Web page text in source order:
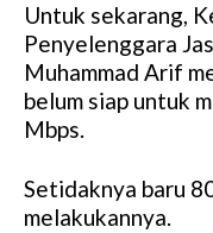
Untuk sekarang,
Penyelenggara
Muhammad Arif
belum siap untuk
Mbps.
Setidaknya baru
melakukannya.